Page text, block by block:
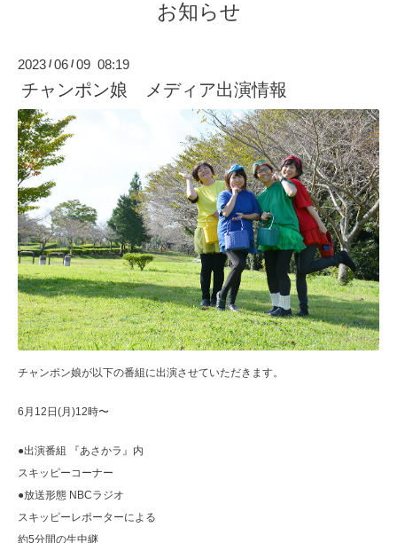
お知らせ
2023 /06 /09 08:19
チャンポン娘 メディア出演情報
チャンポン娘が以下の番組に出演させていただきます。
6月12日(月)12時〜
●出演番組 『あさかラ』内
スキッピーコーナー
●放送形態 NBCラジオ
スキッピーレポーターによる
約5分間の生中継